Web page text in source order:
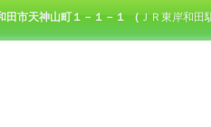
田市天神山町１－１－１ （ ＪＲ東岸和田